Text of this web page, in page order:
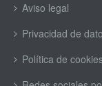
Aviso legal
Privacidad de
Política de